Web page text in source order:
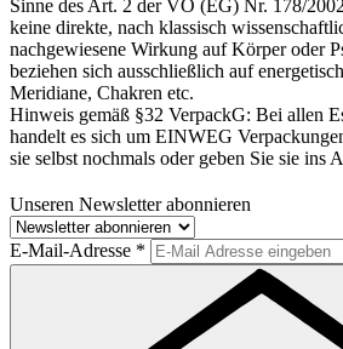
Sinne des Art. 2 der VO (EG) Nr. 178/
keine direkte, nach klassisch
nachgewiesene Wirkung auf Körper oder
beziehen sich ausschließlich auf
Meridiane, Chakren etc.
Hinweis gemäß §32 VerpackG: Bei allen
handelt es sich um EINWEG
sie selbst nochmals oder geben Sie sie ins
Unseren Newsletter abonnieren
E-Mail-Adresse *